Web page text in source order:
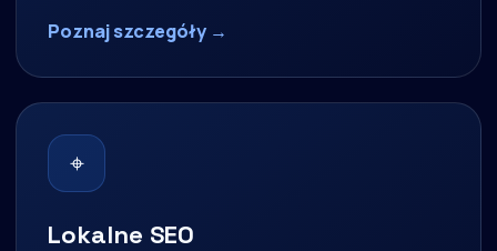
Poznaj szczegóły →
⌖
Lokalne SEO